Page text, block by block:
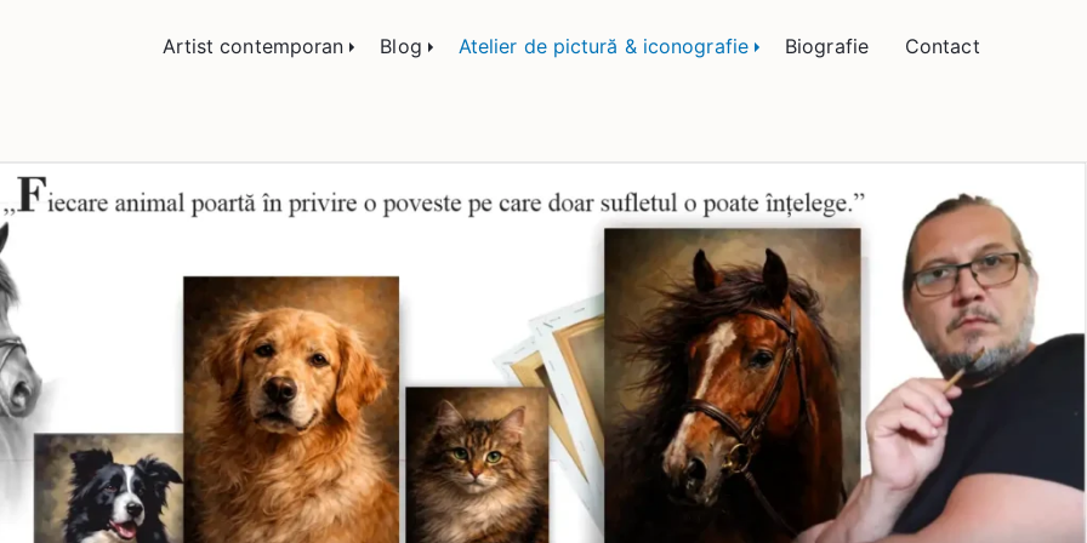
și sticlă, portrete și restaurare artă – Călin Bogătean
Artist contemporan Blog Atelier de pictură & iconografie Biografie Contact